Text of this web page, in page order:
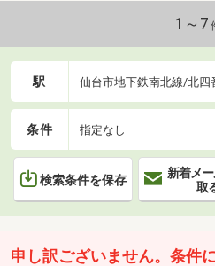
1～7
駅 仙台市地下鉄南北線/北四
条件 指定なし
検索条件を保存
新着メ
取
申し訳ございません。条件